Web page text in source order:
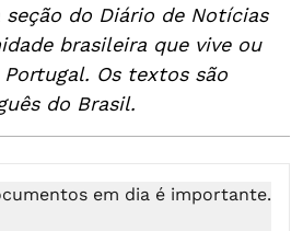
seção do Diário de Notícias
brasileira que vive ou
Os textos são
do Brasil.